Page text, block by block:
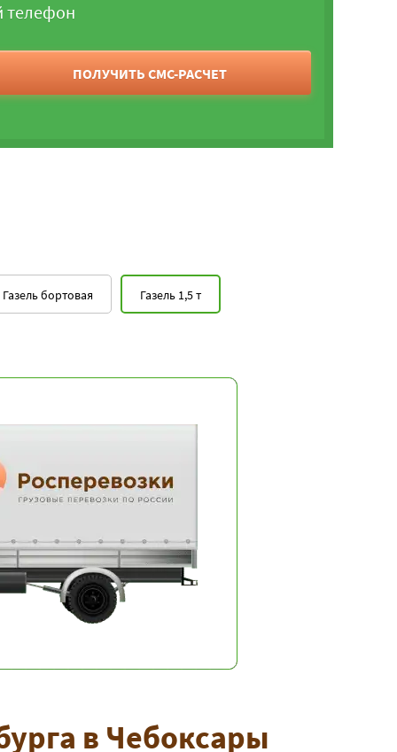
телефон
ПОЛУЧИТЬ СМС-РАСЧЕТ
Газель 1,5 т
Газель бортовая
в Чебоксары